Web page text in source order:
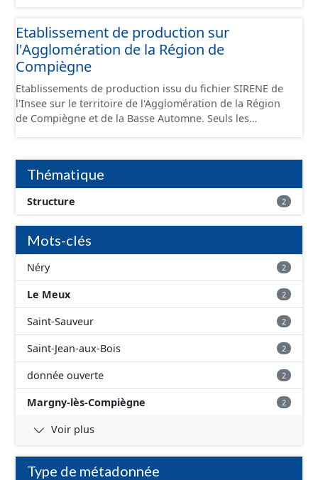
Etablissement de production sur
l'Agglomération de la Région de
Compiègne
Etablissements de production issu du fichier SIRENE de
l'Insee sur le territoire de l'Agglomération de la Région
de Compiègne et de la Basse Automne. Seuls les
et structurés conformément aux prescriptions du
standard CNIG Sites Economiques. Ce lot ne contient pas
la référence aux terrains à vocation économique à ce
jour. Il est filtré au-delà des prescriptions du CNIG se
limitant aux SCI.
Thématique
Structure 2
Mots-clés
Néry 2
Le Meux 2
Saint-Sauveur 2
Saint-Jean-aux-Bois 2
donnée ouverte 2
Margny-lès-Compiègne 2
Voir plus
Type de métadonnée